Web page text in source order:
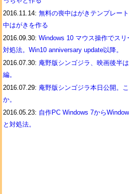
2016.11.14: 無料の喪中はがきテンプレー
中はがきを作る
2016.09.30: Windows 10 マウス操作でス
対処法。Win10 anniversary update以降。
2016.07.30: 庵野版シンゴジラ、映画後半
編。
2016.07.29: 庵野版シンゴジラ本日公開。
か。
2016.05.23: 自作PC Windows 7から
と対処法。